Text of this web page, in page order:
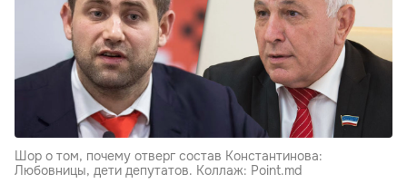
Шор о том, почему отверг состав Константинова:
Любовницы, дети депутатов. Коллаж: Point.md